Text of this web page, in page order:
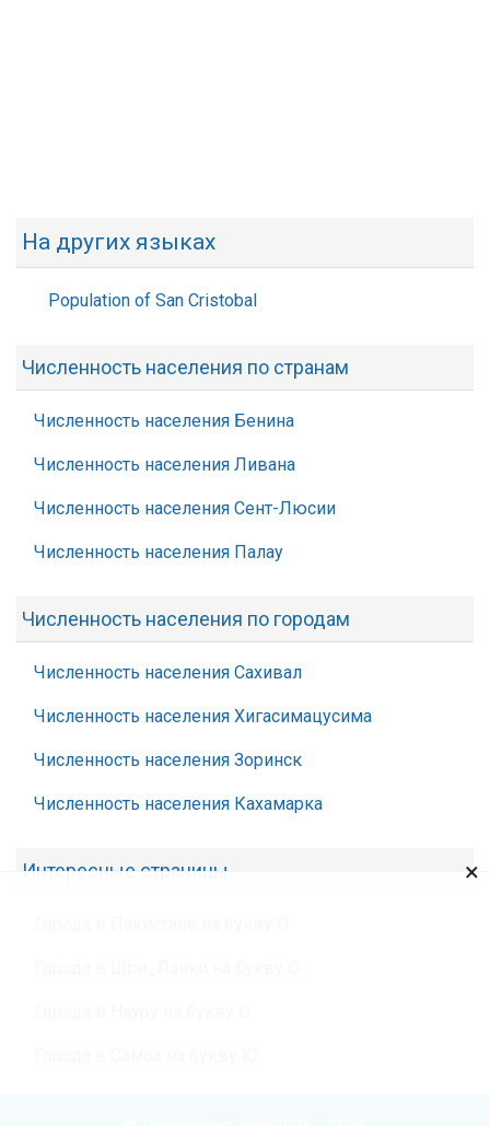
На других языках
Population of San Cristobal
Численность населения по странам
Численность населения Бенина
Численность населения Ливана
Численность населения Сент-Люсии
Численность населения Палау
Численность населения по городам
Численность населения Сахивал
Численность населения Хигасимацусима
Численность населения Зоринск
Численность населения Кахамарка
Интересные страницы ×